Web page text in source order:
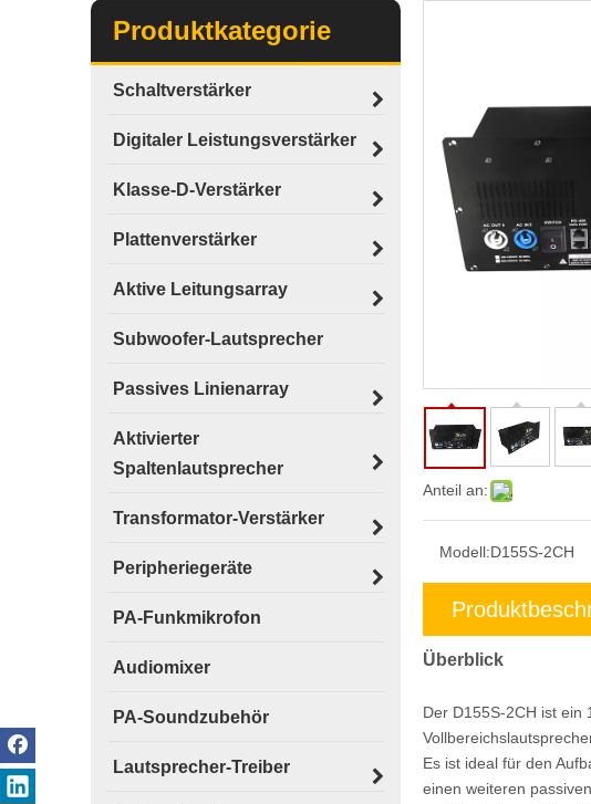
Produktkategorie
Schaltverstärker
Digitaler Leistungsverstärker
Klasse-D-Verstärker
Plattenverstärker
Aktive Leitungsarray
Subwoofer-Lautsprecher
Passives Linienarray
Aktivierter
Spaltenlautsprecher
Transformator-Verstärker
Peripheriegeräte
PA-Funkmikrofon
Audiomixer
PA-Soundzubehör
Lautsprecher-Treiber
Anteil an:
Modell:D155S-2CH
Überblick
Der D155S-2CH ist ein
Es ist ideal für den
einen weiteren